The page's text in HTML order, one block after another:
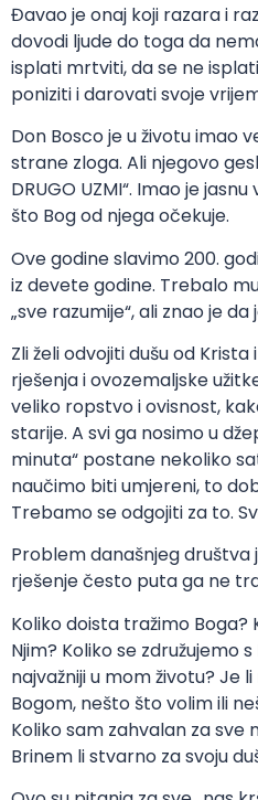
Đavao je onaj koji razara i
dovodi ljude do toga da
isplati mrtviti, da se ne
poniziti i darovati svoje
Don Bosco je u životu imao
strane zloga. Ali njegovo
DRUGO UZMI“. Imao je
što Bog od njega očekuje.
Ove godine slavimo 200.
iz devete godine. Trebalo
„sve razumije“, ali znao je
Zli želi odvojiti dušu od
rješenja i ovozemaljske
veliko ropstvo i ovisnost,
starije. A svi ga nosimo u
minuta“ postane nekoliko
naučimo biti umjereni, to
Trebamo se odgojiti za to.
Problem današnjeg
rješenje često puta ga ne
Koliko doista tražimo Boga?
Njim? Koliko se združujemo
najvažniji u mom životu? Je
Bogom, nešto što volim ili
Koliko sam zahvalan za sve
Brinem li stvarno za svoju